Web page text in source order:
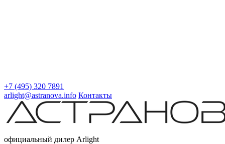
+7 (495) 320 7891
arlight@astranova.info Контакты
официальный дилер Arlight